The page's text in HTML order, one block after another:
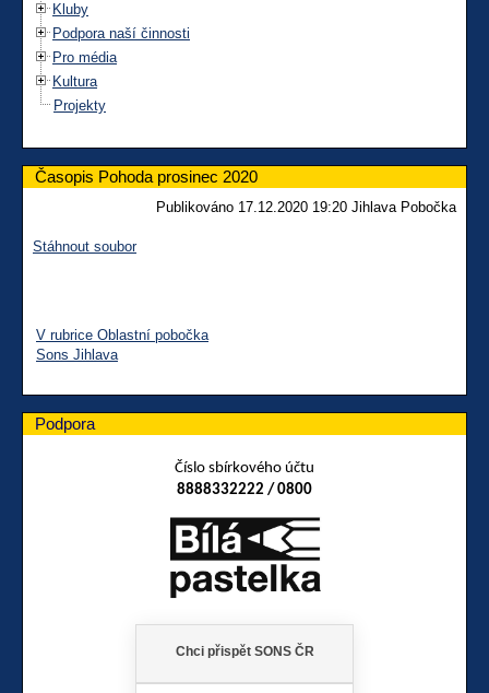
Kluby
Podpora naší činnosti
Pro média
Kultura
Projekty
Časopis Pohoda prosinec 2020
Publikováno 17.12.2020 19:20 Jihlava Pobočka
Stáhnout soubor
V rubrice Oblastní pobočka
Sons Jihlava
Podpora
Číslo sbírkového účtu
8888332222 / 0800